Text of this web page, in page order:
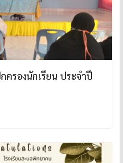
ครองนักเรียน ประจำปี